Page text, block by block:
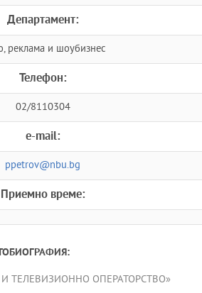
Департамент:
реклама и шоубизнес
Телефон:
02/8110304
e-mail:
ppetrov@nbu.bg
Приемно време:
ТЕЛЕВИЗИОННО ОПЕРАТОРСТВО»